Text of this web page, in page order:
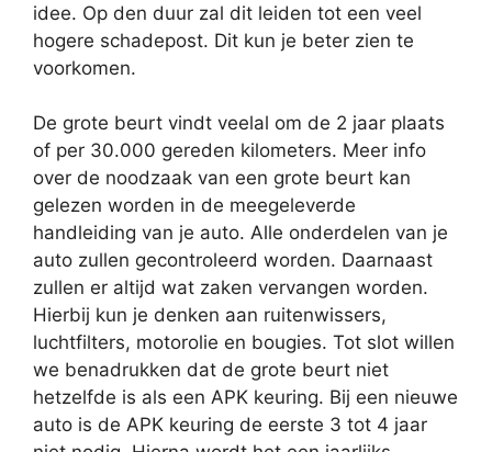
idee. Op den duur zal dit leiden tot een veel
hogere schadepost. Dit kun je beter zien te
voorkomen.
De grote beurt vindt veelal om de 2 jaar plaats
of per 30.000 gereden kilometers. Meer info
over de noodzaak van een grote beurt kan
gelezen worden in de meegeleverde
handleiding van je auto. Alle onderdelen van je
auto zullen gecontroleerd worden. Daarnaast
zullen er altijd wat zaken vervangen worden.
Hierbij kun je denken aan ruitenwissers,
luchtfilters, motorolie en bougies. Tot slot willen
we benadrukken dat de grote beurt niet
hetzelfde is als een APK keuring. Bij een nieuwe
auto is de APK keuring de eerste 3 tot 4 jaar